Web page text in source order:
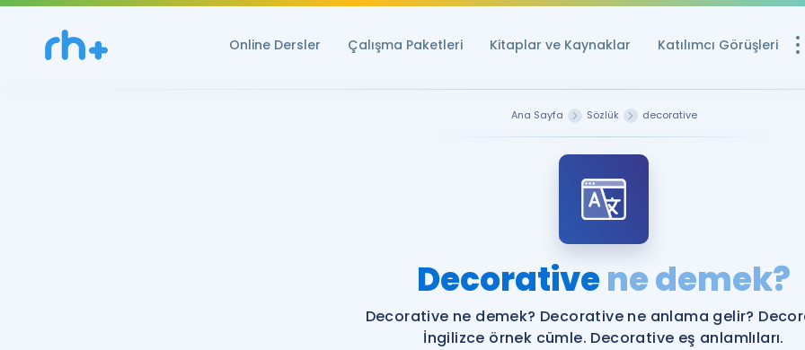
Online Dersler Çalışma Paketleri Kitaplar ve Kaynaklar Katılımcı Görüşleri
Ücretsiz
YDS ve YÖKDİL
YDS ve YÖKDİL'e
Ana Sayfa Sözlük decorative
Decorativene demek?
Decorative ne demek? Decorative ne anlama gelir?
İngilizce örnek cümle. Decorative eş anlamlıları.